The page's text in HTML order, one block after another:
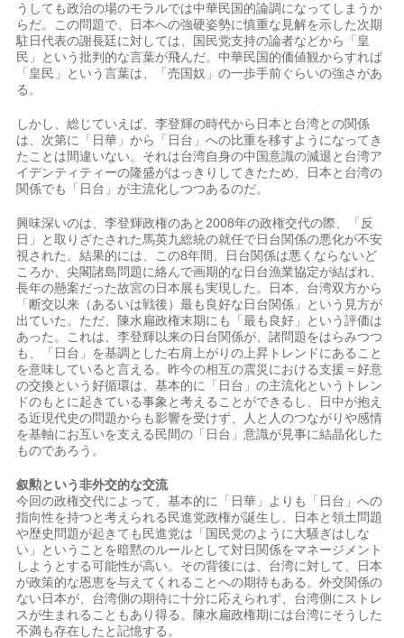
うしても政治の場のモラルでは中華民国的論調になってしまうか
らだ。この問題で、日本への強硬姿勢に慎重な見解を示した次期
駐日代表の謝長廷に対しては、国民党支持の論者などから「皇
民」という批判的な言葉が飛んだ。中華民国的価値観からすれば
「皇民」という言葉は、「売国奴」の一歩手前ぐらいの強さがあ
る。
しかし、総じていえば、李登輝の時代から日本と台湾との関係
は、次第に「日華」から「日台」への比重を移すようになってき
たことは間違いない。それは台湾自身の中国意識の減退と台湾ア
イデンティティーの隆盛がはっきりしてきたため、日本と台湾の
関係でも「日台」が主流化しつつあるのだ。
興味深いのは、李登輝政権のあと2008年の政権交代の際、「反
日」と取りざたされた馬英九総統の就任で日台関係の悪化が不安
視された。結果的には、この8年間、日台関係は悪くならないど
ころか、尖閣諸島問題に絡んで画期的な日台漁業協定が結ばれ、
長年の懸案だった故宮の日本展も実現した。日本、台湾双方から
「断交以来（あるいは戦後）最も良好な日台関係」という見方が
出ていた。ただ、陳水扁政権末期にも「最も良好」という評価は
あった。これは、李登輝以来の日台関係が、諸問題をはらみつつ
も、「日台」を基調とした右肩上がりの上昇トレンドにあること
を意味していると言える。昨今の相互の震災における支援＝好意
の交換という好循環は、基本的に「日台」の主流化というトレン
ドのもとに起きている事象と考えることができるし、日中が抱え
る近現代史の問題からも影響を受けず、人と人のつながりや感情
を基軸にお互いを支える民間の「日台」意識が見事に結晶化した
ものであろう。
叙勲という非外交的な交流
今回の政権交代によって、基本的に「日華」よりも「日台」への
指向性を持つと考えられる民進党政権が誕生し、日本と領土問題
や歴史問題が起きても民進党は「国民党のように大騒ぎはしな
い」ということを暗黙のルールとして対日関係をマネージメント
しようとする可能性が高い。その背後には、台湾に対して、日本
が政策的な恩恵を与えてくれることへの期待もある。外交関係の
ない日本が、台湾側の期待に十分に応えられず、台湾側にストレ
スが生まれることもあり得る。陳水扁政権期には台湾にそうした
不満も存在したと記憶する。